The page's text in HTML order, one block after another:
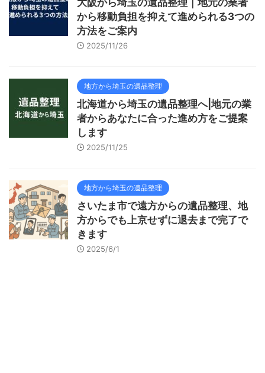
大阪から埼玉の遺品整理｜地元の業者
から移動負担を抑えて進められる3つの
方法をご案内
2025/11/26
地方から埼玉の遺品整理
北海道から埼玉の遺品整理へ|地元の業
者からあなたに合った進め方をご提案
します
2025/11/25
地方から埼玉の遺品整理
さいたま市で遠方からの遺品整理、地
方からでも上京せずに退去まで完了で
きます
2025/6/1